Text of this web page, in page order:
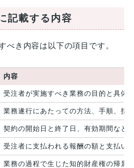
記載する内容
べき内容は以下の項目です。
内容
受注者が実施すべき業務の目的と具体
業務遂行にあたっての方法、手順、指
契約の開始日と終了日、有効期間など
受注者に支払われる報酬の額と支払い
業務の過程で生じた知的財産権の帰属